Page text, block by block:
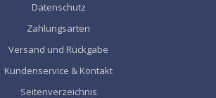
Datenschutz
Zahlungsarten
Versand und Rückgabe
Kundenservice & Kontakt
Seitenverzeichnis